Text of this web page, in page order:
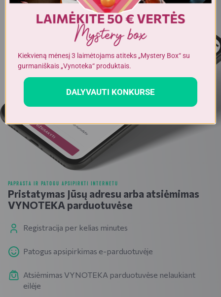
PAPRASTA IR PATOGU APSIPIRKTI INTERNETU
Pristatymas Jūsų adresu arba atsiėmimas
VYNOTEKA parduotuvėse
Registracija per kelias minutes
Patogus apsipirkimas e-parduotuvėje
Atsiėmimas VYNOTEKA parduotuvėse nelaukiant
eilėje
Kiekvieną mėnesį 3 laimėtojams atiteks „Mystery Box“ su
gurmaniškais „Vynoteka“ produktais.
DALYVAUTI KONKURSE